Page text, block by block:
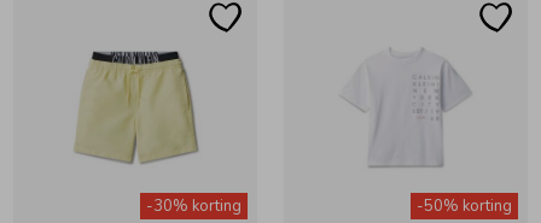
-30% korting -50% korting